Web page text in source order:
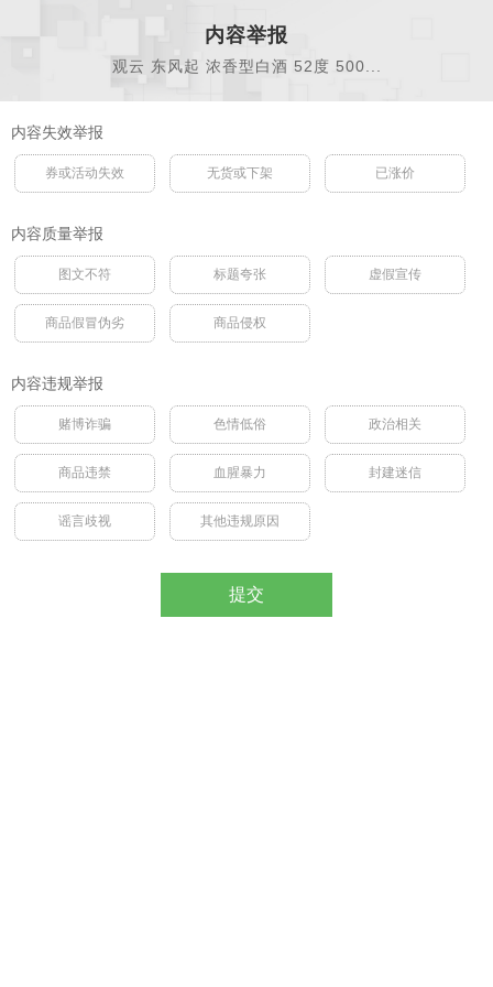
内容举报
观云 东风起 浓香型白酒 52度 500...
内容失效举报
券或活动失效 无货或下架 已涨价
内容质量举报
图文不符 标题夸张 虚假宣传
商品假冒伪劣 商品侵权
内容违规举报
赌博诈骗 色情低俗 政治相关
商品违禁 血腥暴力 封建迷信
谣言歧视 其他违规原因
提交